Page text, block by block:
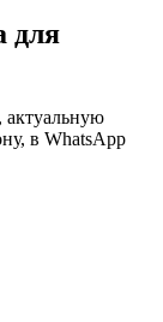
для
в WhatsApp